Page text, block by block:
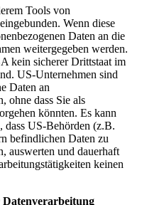
Tools von
Wenn diese
Daten an die
weitergegeben werden.
kein sicherer Drittstaat im
US-Unternehmen sind
Daten an
ohne dass Sie als
könnten. Es kann
dass US-Behörden (z.B.
befindlichen Daten zu
auswerten und dauerhaft
keinen